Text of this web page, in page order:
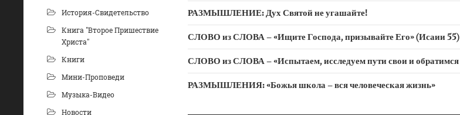
История-Свидетельство
Книга "Второе Пришествие
Христа"
Книги
Мини-Проповеди
Музыка-Видео
Новости
РАЗМЫШЛЕНИЕ: Дух Святой не угашайте!
СЛОВО из СЛОВА – «Ищите Господа, призывайте Его» (Исаии 55)
РАЗМЫШЛЕНИЯ: «Божья школа – вся человеческая жизнь»